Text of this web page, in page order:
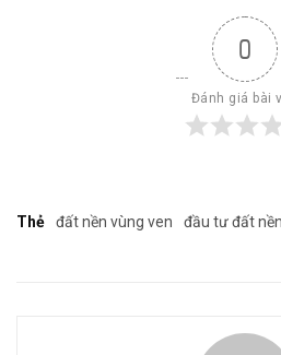
0
Đánh giá bài
Thẻ đất nền vùng ven đầu tư đất nền